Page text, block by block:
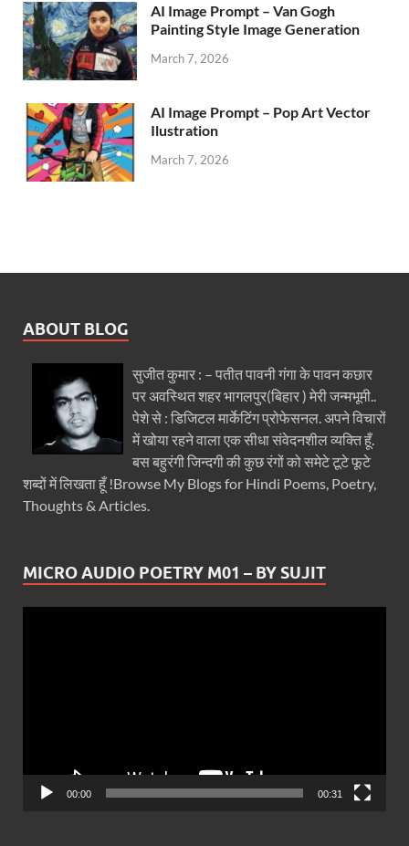
AI Image Prompt – Van Gogh
Painting Style Image Generation
March 7, 2026
AI Image Prompt – Pop Art Vector
Ilustration
March 7, 2026
ABOUT BLOG
सुजीत कुमार : – पतीत पावनी गंगा के पावन कछार
पर अवस्थित शहर भागलपुर(बिहार ) मेरी जन्मभूमी..
पेशे से : डिजिटल मार्केटिंग प्रोफेसनल. अपने विचारों
में खोया रहने वाला एक सीधा संवेदनशील व्यक्ति हूँ.
बस बहुरंगी जिन्दगी की कुछ रंगों को समेटे टूटे फूटे
शब्दों में लिखता हूँ !Browse My Blogs for Hindi Poems, Poetry,
Thoughts & Articles.
MICRO AUDIO POETRY M01 – BY SUJIT
00:00 00:31